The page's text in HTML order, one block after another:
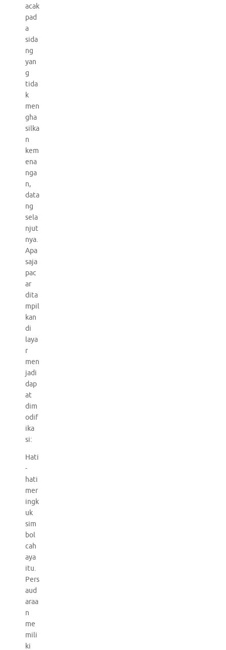
acak
pad
a
sida
ng
yan
g
tida
k
men
gha
silka
n
kem
ena
nga
n,
data
ng
sela
njut
nya.
Apa
saja
pac
ar
dita
mpil
kan
di
laya
r
men
jadi
dap
at
dim
odif
ika
si:
Hati
-
hati
mer
ingk
uk
sim
bol
cah
aya
itu.
Pers
aud
araa
n
me
mili
ki